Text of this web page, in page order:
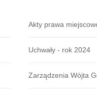
Akty prawa
Uchwały - rok 2024
Zarządzenia Wójta